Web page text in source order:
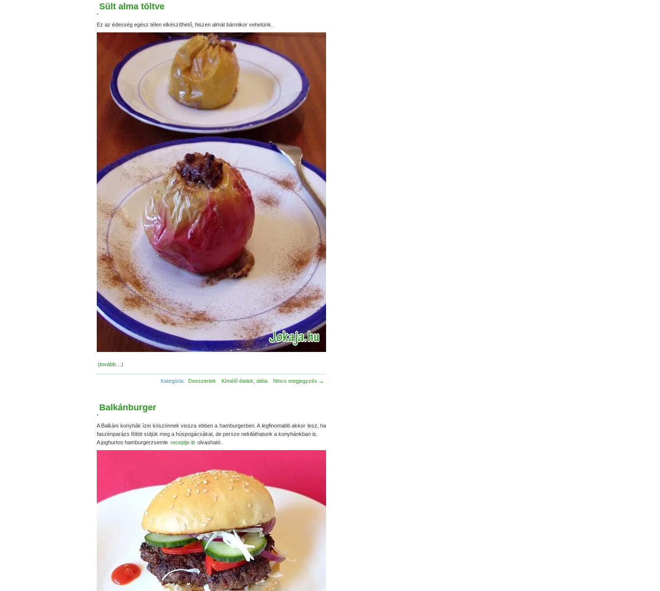
Sült alma töltve
•
Ez az édesség egész télen elkészíthető, hiszen almát bármikor vehetünk.
(tovább…)
Kategória: Desszertek Kímélő ételek, diéta Nincs megjegyzés →
Balkánburger
•
A Balkáni konyhák ízei köszönnek vissza ebben a hamburgerben. A legfinomabb akkor lesz, ha
faszénparázs fölött sütjük meg a húspogácsákat, de persze nekiláthatunk a konyhánkban is.
A joghurtos hamburgerzsemle receptje itt olvasható.